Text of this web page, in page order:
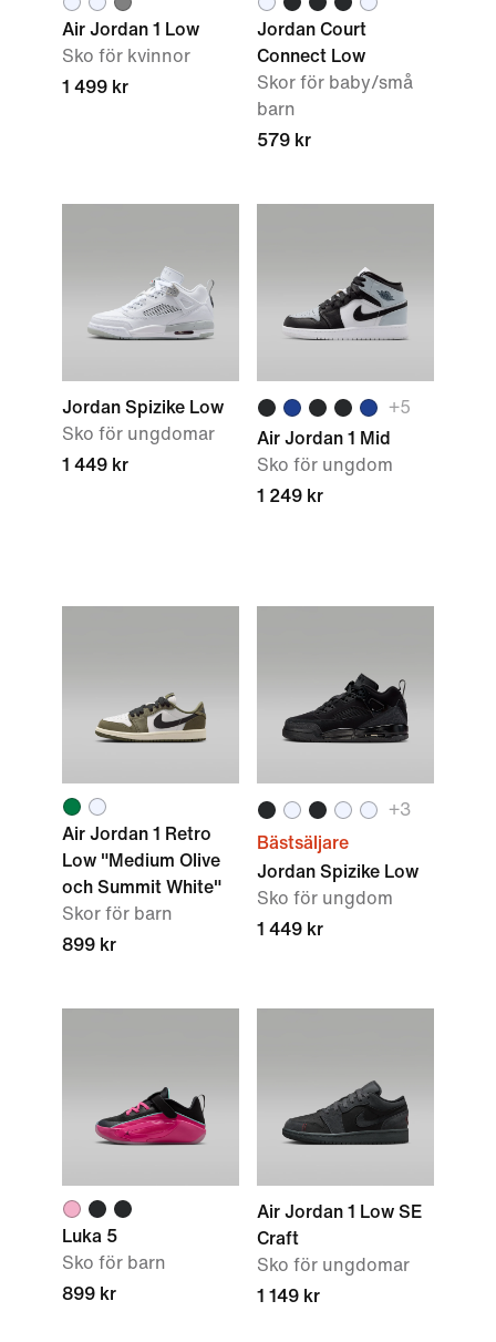
Air Jordan 1 Low
Sko för kvinnor
1 499 kr
Jordan Court
Connect Low
Skor för baby/små
barn
579 kr
Jordan Spizike Low
Sko för ungdomar
1 449 kr
+5
Air Jordan 1 Mid
Sko för ungdom
1 249 kr
Air Jordan 1 Retro
Low "Medium Olive
och Summit White"
Skor för barn
899 kr
+3
Bästsäljare
Jordan Spizike Low
Sko för ungdom
1 449 kr
Luka 5
Sko för barn
899 kr
Air Jordan 1 Low SE
Craft
Sko för ungdomar
1 149 kr